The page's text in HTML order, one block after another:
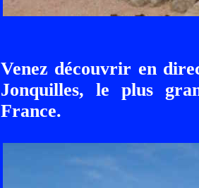
Venez découvrir en
Jonquilles, le plus
France.